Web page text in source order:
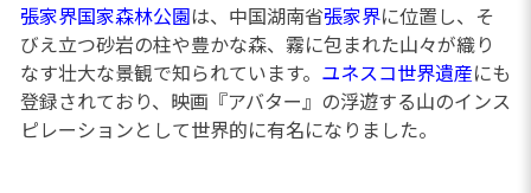
張家界国家森林公園は、中国湖南省張家界に位置し、そ
びえ立つ砂岩の柱や豊かな森、霧に包まれた山々が織り
なす壮大な景観で知られています。 ユネスコ世界遺産にも
登録されており、映画『アバター』の浮遊する山のインス
ピレーションとして世界的に有名になりました。